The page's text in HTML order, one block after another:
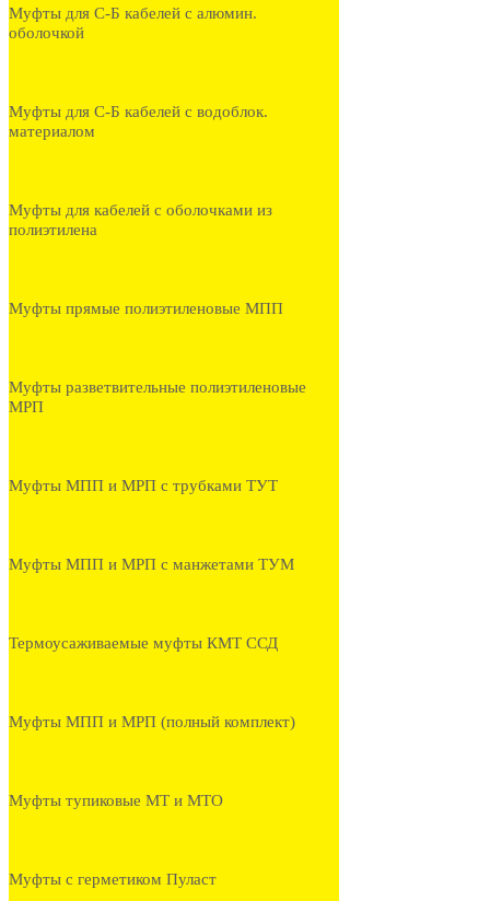
Муфты для С-Б кабелей с алюмин.
оболочкой
Муфты для С-Б кабелей с водоблок.
материалом
Муфты для кабелей с оболочками из
полиэтилена
Муфты прямые полиэтиленовые МПП
Муфты разветвительные полиэтиленовые
МРП
Муфты МПП и МРП с трубками ТУТ
Муфты МПП и МРП с манжетами ТУМ
Термоусаживаемые муфты КМТ ССД
Муфты МПП и МРП (полный комплект)
Муфты тупиковые МТ и МТО
Муфты с герметиком Пуласт